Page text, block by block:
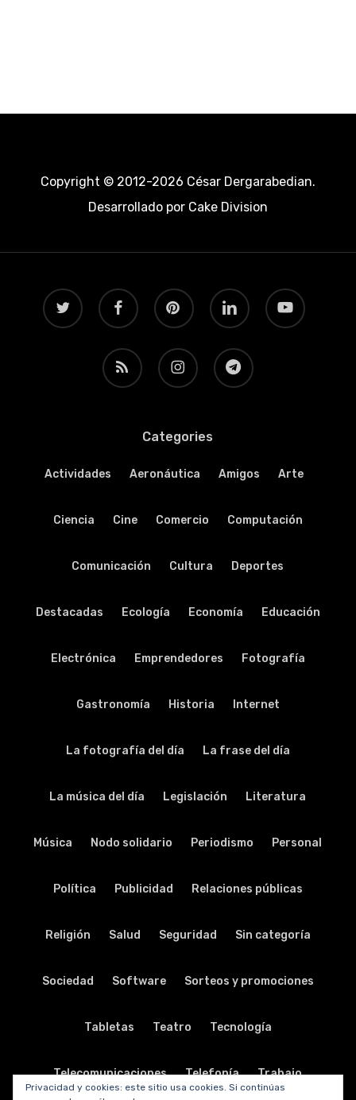
Copyright © 2012-2026 César Dergarabedian.
Desarrollado porCake Division
twitter facebook pinterest linkedin youtube
RSS instagram telegram
Categories
Actividades Aeronáutica Amigos Arte
Ciencia Cine Comercio Computación
Comunicación Cultura Deportes
Destacadas Ecología Economía Educación
Electrónica Emprendedores Fotografía
Gastronomía Historia Internet
La fotografía del día La frase del día
La música del día Legislación Literatura
Música Nodo solidario Periodismo Personal
Política Publicidad Relaciones públicas
Religión Salud Seguridad Sin categoría
Sociedad Software Sorteos y promociones
Tabletas Teatro Tecnología
Telecomunicaciones Telefonía Trabajo
Privacidad y cookies: este sitio usa cookies. Si continúas